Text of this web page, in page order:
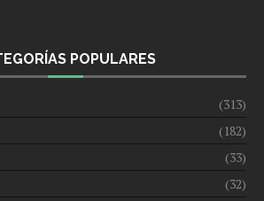
POPULARES
(313)
(182)
(33)
(32)